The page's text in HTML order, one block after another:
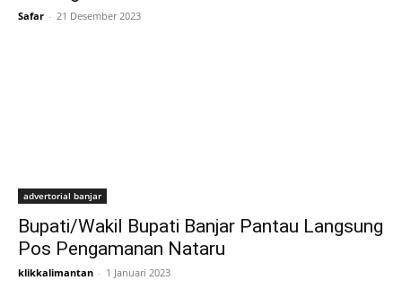
Safar - 21 Desember 2023
advertorial banjar
Bupati/Wakil Bupati Banjar Pantau Langsung
Pos Pengamanan Nataru
klikkalimantan - 1 Januari 2023